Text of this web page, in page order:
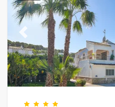
Previous